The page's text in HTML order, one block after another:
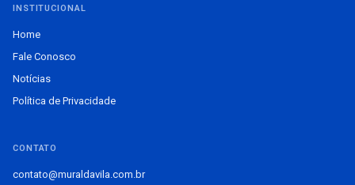
INSTITUCIONAL
Home
Fale Conosco
Notícias
Política de Privacidade
CONTATO
contato@muraldavila.com.br